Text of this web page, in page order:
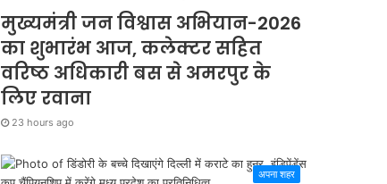
मुख्यमंत्री जन विश्वास अभियान-2026
का शुभारंभ आज, कलेक्टर सहित
वरिष्ठ अधिकारी बस से अमरपुर के
लिए रवाना
23 hours ago
अपना शहर